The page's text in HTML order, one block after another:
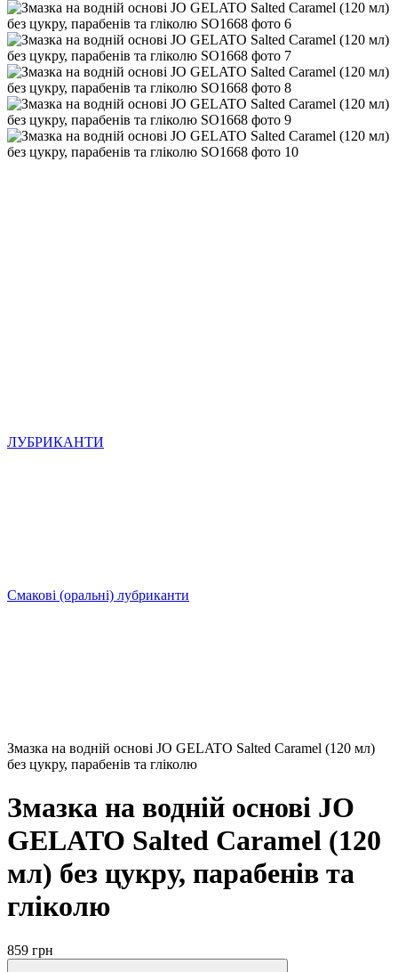
ЛУБРИКАНТИ
Смакові (оральні) лубриканти
Змазка на водній основі JO GELATO Salted Caramel (120 мл)
без цукру, парабенів та гліколю
Змазка на водній основі JO
GELATO Salted Caramel (120
мл) без цукру, парабенів та
гліколю
859 грн